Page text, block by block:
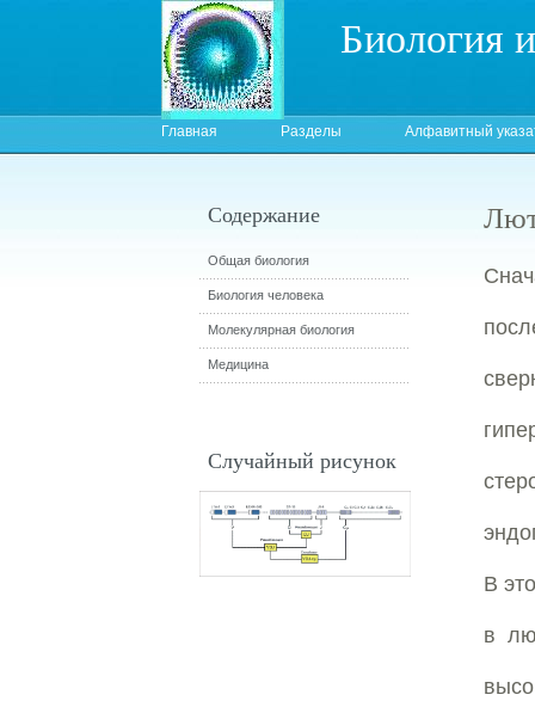
Биология
Главная Разделы Алфавитный
В
в
Содержание
Общая биология
Биология человека
Молекулярная биология
Медицина
Случайный рисунок